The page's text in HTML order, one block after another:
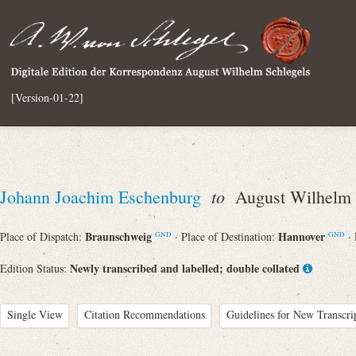
[Version-01-22]
Johann Joachim Eschenburg to August Wilhelm
Place of Dispatch: Braunschweig GND · Place of Destination:Hannover GND
Edition Status: Newly transcribed and labelled; double collated
Single View Citation Recommendations Guidelines for New